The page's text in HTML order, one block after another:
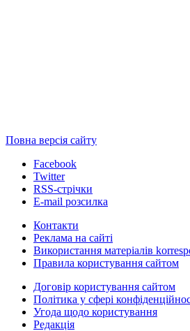
Повна версія сайту
Facebook
Twitter
RSS-стрічки
E-mail розсилка
Контакти
Реклама на сайті
Використання матеріалів
Правила користування сайтом
Договір користування сайтом
Політика у сфері
Угода щодо користування
Редакція